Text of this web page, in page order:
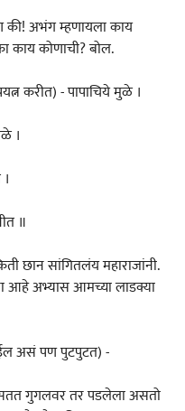
की! अभंग म्हणायला काय
काय कोणाची? बोल.
करीत) - पापाचिये मुळे ।
।
॥
छान सांगितलंय महाराजांनी.
आहे अभ्यास आमच्या लाडक्या
असं पण पुटपुटत) -
गुगलवर तर पडलेला असतो